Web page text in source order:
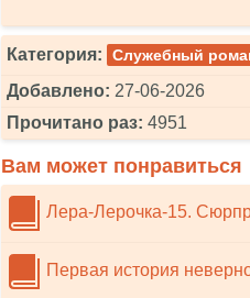
Категория: Служебный
Добавлено: 27-06-2026
Прочитано раз: 4951
Вам может понравиться
Лера-Лерочка-15.
Первая история